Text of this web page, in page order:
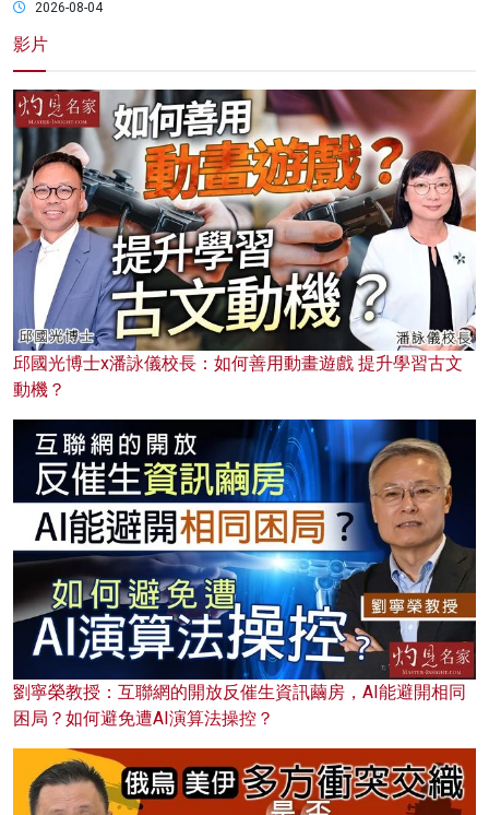
2026-08-04
影片
邱國光博士x潘詠儀校長：如何善用動畫遊戲 提升學習古文
動機？
劉寧榮教授：互聯網的開放反催生資訊繭房，AI能避開相同
困局？如何避免遭AI演算法操控？